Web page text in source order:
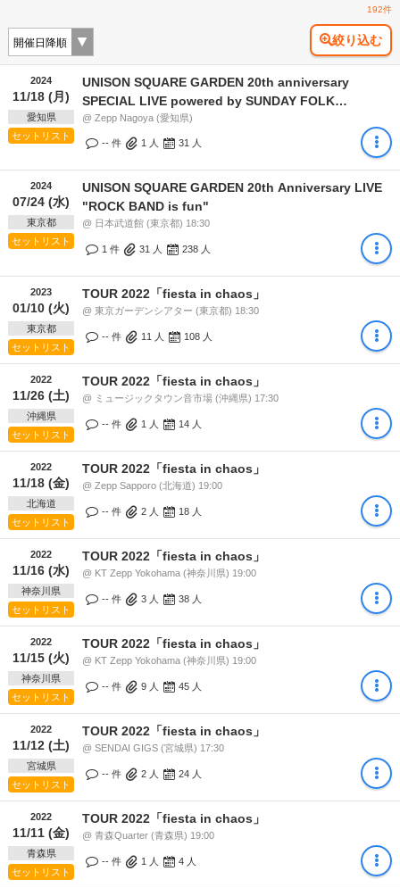
192件
絞り込む
2024
11/18 (月)
愛知県
セットリスト
UNISON SQUARE GARDEN 20th anniversary
SPECIAL LIVE powered by SUNDAY FOLK
PROMOTION「名古屋が極まる」
@ Zepp Nagoya (愛知県)
-- 件 1 人 31 人
2024
07/24 (水)
東京都
セットリスト
UNISON SQUARE GARDEN 20th Anniversary LIVE
"ROCK BAND is fun"
@ 日本武道館 (東京都) 18:30
1 件 31 人 238 人
2023
01/10 (火)
東京都
セットリスト
TOUR 2022「fiesta in chaos」
@ 東京ガーデンシアター (東京都) 18:30
-- 件 11 人 108 人
2022
11/26 (土)
沖縄県
セットリスト
TOUR 2022「fiesta in chaos」
@ ミュージックタウン音市場 (沖縄県) 17:30
-- 件 1 人 14 人
2022
11/18 (金)
北海道
セットリスト
TOUR 2022「fiesta in chaos」
@ Zepp Sapporo (北海道) 19:00
-- 件 2 人 18 人
2022
11/16 (水)
神奈川県
セットリスト
TOUR 2022「fiesta in chaos」
@ KT Zepp Yokohama (神奈川県) 19:00
-- 件 3 人 38 人
2022
11/15 (火)
神奈川県
セットリスト
TOUR 2022「fiesta in chaos」
@ KT Zepp Yokohama (神奈川県) 19:00
-- 件 9 人 45 人
2022
11/12 (土)
宮城県
セットリスト
TOUR 2022「fiesta in chaos」
@ SENDAI GIGS (宮城県) 17:30
-- 件 2 人 24 人
2022
11/11 (金)
青森県
セットリスト
TOUR 2022「fiesta in chaos」
@ 青森Quarter (青森県) 19:00
-- 件 1 人 4 人